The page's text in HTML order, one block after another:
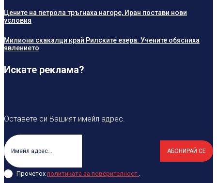
Цените на петрола тръгнаха нагоре, Иран постави нови
условия
Милиони скакалци край Рилските езера: Учените обясниха
явлението
Искате реклама?
Оставете си Вашият имейл адрес.
АБОНИРАЙ СЕ
Прочетох политиката за поверителност